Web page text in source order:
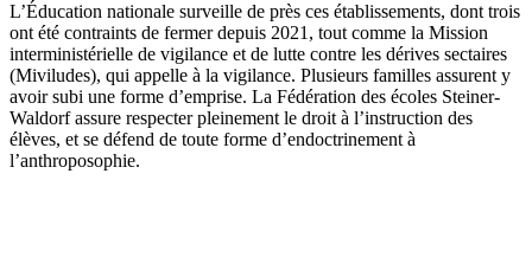
L’Éducation nationale surveille de près ces établissements, dont trois
ont été contraints de fermer depuis 2021, tout comme la Mission
interministérielle de vigilance et de lutte contre les dérives sectaires
(Miviludes), qui appelle à la vigilance. Plusieurs familles assurent y
avoir subi une forme d’emprise. La Fédération des écoles Steiner-
Waldorf assure respecter pleinement le droit à l’instruction des
élèves, et se défend de toute forme d’endoctrinement à
l’anthroposophie.